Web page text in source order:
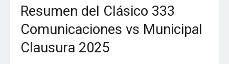
Resumen del Clásico 333
Comunicaciones vs Municipal
Clausura 2025